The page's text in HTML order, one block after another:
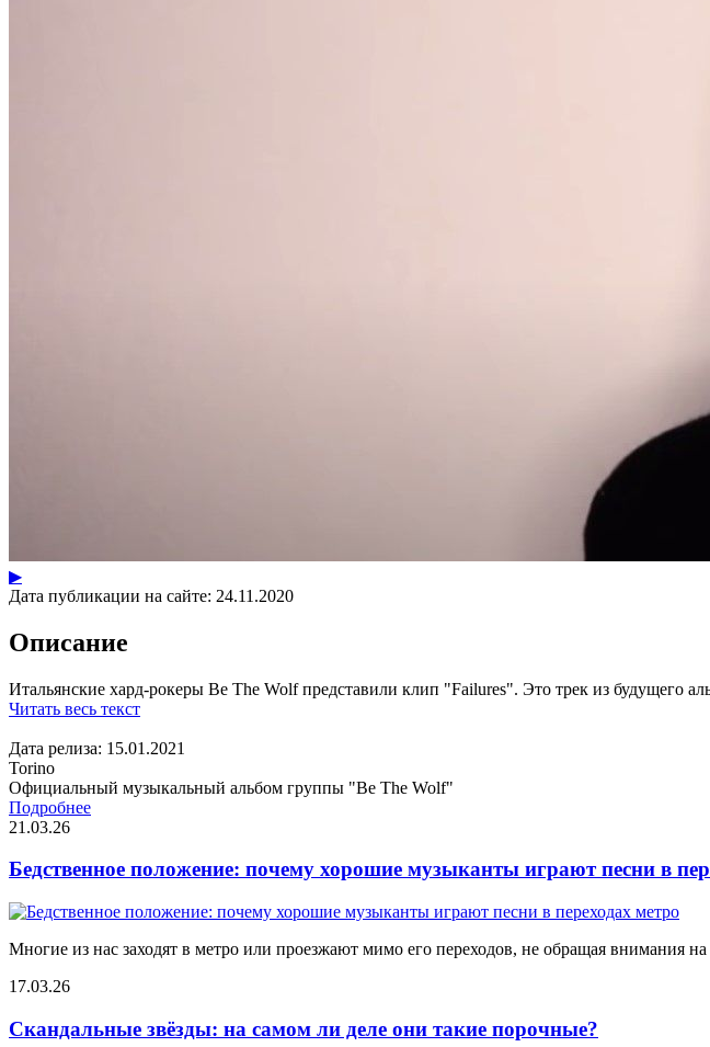
▶
Дата публикации на сайте: 24.11.2020
Описание
Итальянские хард-рокеры Be The Wolf представили клип "Failures". Это трек из будущего
Читать весь текст
Дата релиза: 15.01.2021
Torino
Официальный музыкальный альбом группы "Be The Wolf"
Подробнее
21.03.26
Бедственное положение: почему хорошие музыканты играют песни в
Многие из нас заходят в метро или проезжают мимо его переходов, не обращая внимания
17.03.26
Скандальные звёзды: на самом ли деле они такие порочные?